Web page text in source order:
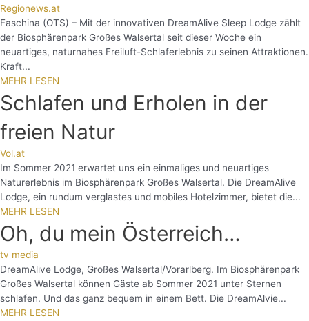
Regionews.at
Faschina (OTS) – Mit der innovativen DreamAlive Sleep Lodge zählt
der Biosphärenpark Großes Walsertal seit dieser Woche ein
neuartiges, naturnahes Freiluft-Schlaferlebnis zu seinen Attraktionen.
Kraft...
MEHR LESEN
Schlafen und Erholen in der
freien Natur
Vol.at
Im Sommer 2021 erwartet uns ein einmaliges und neuartiges
Naturerlebnis im Biosphärenpark Großes Walsertal. Die DreamAlive
Lodge, ein rundum verglastes und mobiles Hotelzimmer, bietet die...
MEHR LESEN
Oh, du mein Österreich…
tv media
DreamAlive Lodge, Großes Walsertal/Vorarlberg. Im Biosphärenpark
Großes Walsertal können Gäste ab Sommer 2021 unter Sternen
schlafen. Und das ganz bequem in einem Bett. Die DreamAlvie...
MEHR LESEN